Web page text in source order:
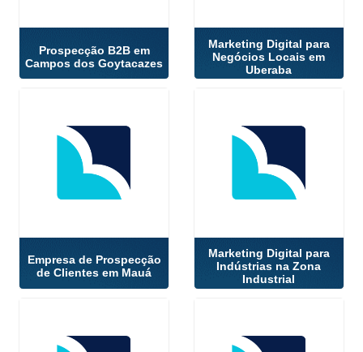
Prospecção B2B em
Campos dos Goytacazes
Marketing Digital para
Negócios Locais em
Uberaba
Empresa de Prospecção
de Clientes em Mauá
Marketing Digital para
Indústrias na Zona
Industrial